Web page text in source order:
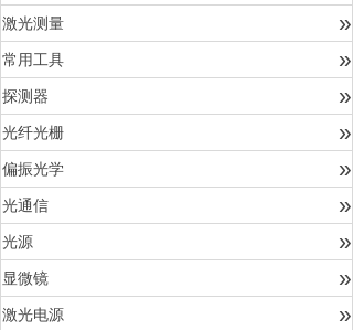
激光测量 »
常用工具 »
探测器 »
光纤光栅 »
偏振光学 »
光通信 »
光源 »
显微镜 »
激光电源 »